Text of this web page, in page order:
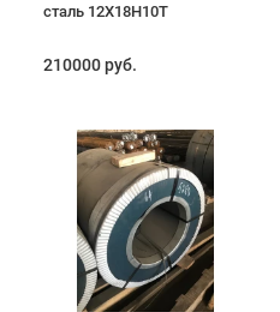
сталь 12Х18Н10Т
210000 руб.